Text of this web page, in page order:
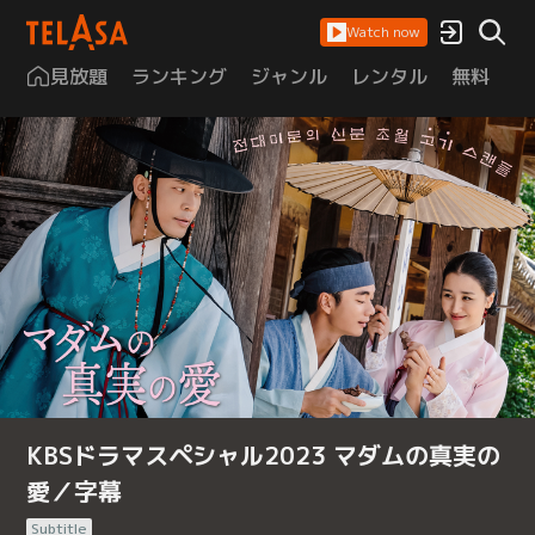
Watch now
見放題 ランキング ジャンル レンタル 無料
KBSドラマスペシャル2023 マダムの真実の
愛／字幕
Subtitle